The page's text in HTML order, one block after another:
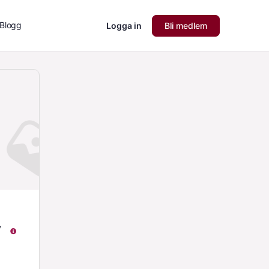
Blogg Logga in Bli medlem